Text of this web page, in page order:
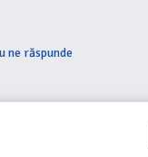
răspunde